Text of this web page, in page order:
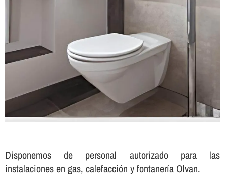
Disponemos de personal autorizado para las
instalaciones en gas, calefacción y fontanerí­a Olvan.